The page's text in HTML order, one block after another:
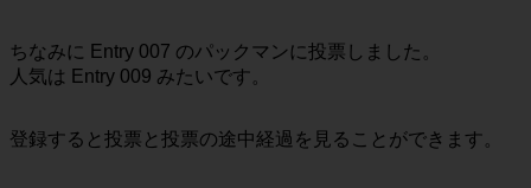
ちなみに Entry 007 のパックマンに投票しました。
人気は Entry 009 みたいです。
登録すると投票と投票の途中経過を見ることができます。